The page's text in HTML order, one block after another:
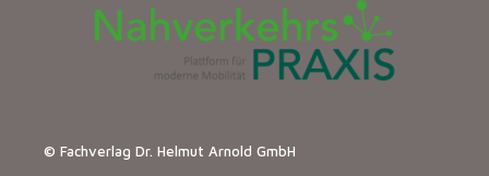
© Fachverlag Dr. Helmut Arnold GmbH